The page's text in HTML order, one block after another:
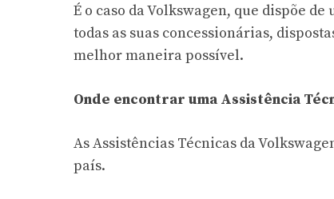
É o caso da Volkswagen, que dispõe
todas as suas concessionárias,
melhor maneira possível.
Onde encontrar uma Assistência
As Assistências Técnicas da
país.